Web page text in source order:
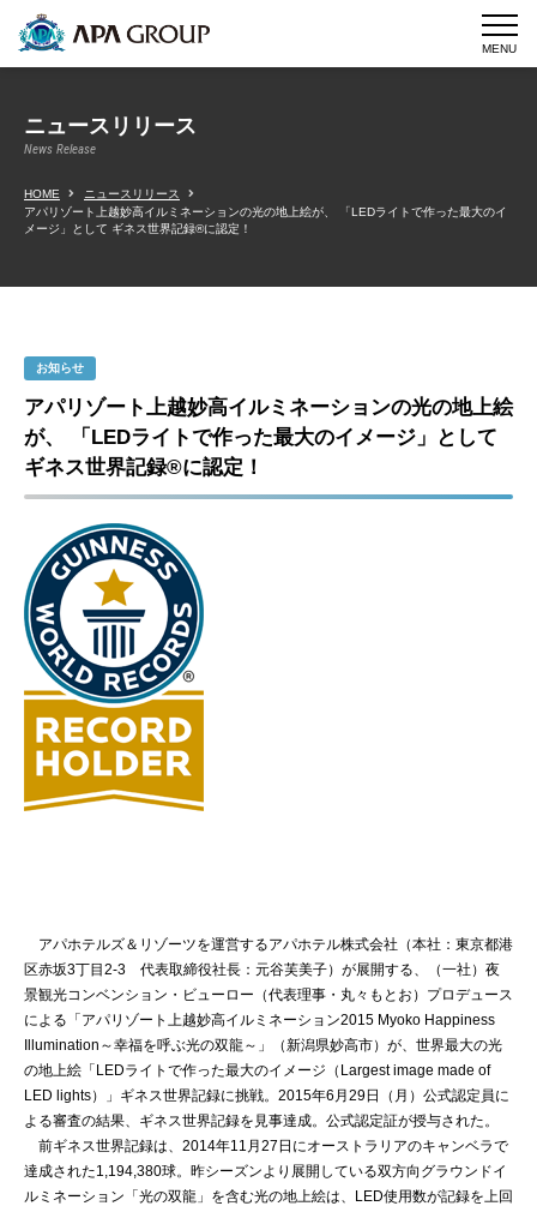
MENU
ニュースリリース
News Release
HOME
ニュースリリース
アパリゾート上越妙高イルミネーションの光の地上絵が、 「LEDライトで作った最大のイ
メージ」として ギネス世界記録®に認定！
お知らせ
アパリゾート上越妙高イルミネーションの光の地上絵
が、 「LEDライトで作った最大のイメージ」として
ギネス世界記録®に認定！
アパホテルズ＆リゾーツを運営するアパホテル株式会社（本社：東京都港
区赤坂3丁目2-3 代表取締役社長：元谷芙美子）が展開する、（一社）夜
景観光コンベンション・ビューロー（代表理事・丸々もとお）プロデュース
による「アパリゾート上越妙高イルミネーション2015 Myoko Happiness
Illumination～幸福を呼ぶ光の双龍～」（新潟県妙高市）が、世界最大の光
の地上絵「LEDライトで作った最大のイメージ（Largest image made of
LED lights）」ギネス世界記録に挑戦。2015年6月29日（月）公式認定員に
よる審査の結果、ギネス世界記録を見事達成。公式認定証が授与された。
前ギネス世界記録は、2014年11月27日にオーストラリアのキャンベラで
達成された1,194,380球。昨シーズンより展開している双方向グラウンドイ
ルミネーション「光の双龍」を含む光の地上絵は、LED使用数が記録を上回